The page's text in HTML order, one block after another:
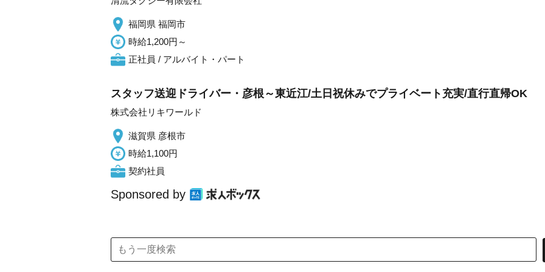
福岡県 福岡市
時給1,200円～
正社員 / アルバイト・パート
スタッフ送迎ドライバー・彦根～東近江/土日祝休みでプライベート充実/直行直帰OK
株式会社リキワールド
滋賀県 彦根市
時給1,100円
契約社員
Sponsored by